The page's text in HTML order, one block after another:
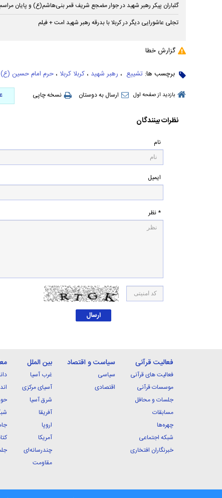
گلباران پیکر رهبر شهید در جوار مضجع شریف قمر بنی‌هاشم(ع) و پایان
تجلی عاشورایی دیگر در کربلا با بدرقه رهبر شهید امت + فیلم
گزارش خطا
برچسب ها: تشییع ‌ ، رهبر شهید ، کربلا کربلا ، حرم امام حسین (ع)
بازدید از صفحه اول ارسال به دوستان نسخه چاپی
نظرات بینندگان
نام
ایمیل
* نظر
فعالیت قرآنی
فعالیت های قرآنی
موسسات قرآنی
جلسات و محافل
مسابقات
چهره‌ها
شبکه اجتماعی
خبرنگاران افتخاری
سیاست و اقتصاد
سیاسی
اقتصادی
بین الملل
غرب آسیا
آسیای مرکزی
شرق آسیا
آفریقا
اروپا
آمریکا
چندرسانه‌ای
مقاومت